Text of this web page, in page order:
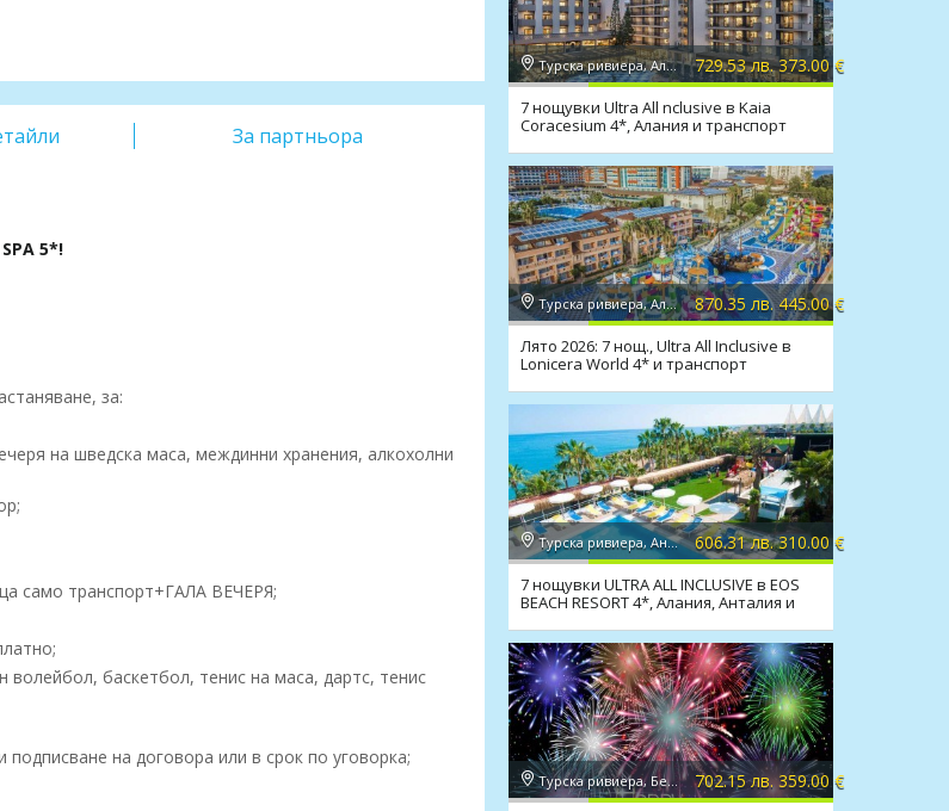
За партньора
SPA 5*!
за:
на шведска маса, междинни хранения, алкохолни
само транспорт+ГАЛА ВЕЧЕРЯ;
баскетбол, тенис на маса, дартс, тенис
на договора или в срок по уговорка;
Турска ривиера, Алания 729.53 лв. 373.00 €
7 нощувки Ultra All nclusive в Kaia
Coracesium 4*, Алания и транспорт
Турска ривиера, Алания 870.35 лв. 445.00 €
Лято 2026: 7 нощ., Ultra All Inclusive в
Lonicera World 4* и транспорт
Турска ривиера, Анталия 606.31 лв. 310.00 €
7 нощувки ULTRA ALL INCLUSIVE в EOS
BEACH RESORT 4*, Алания, Анталия и
Турска ривиера, Белек 702.15 лв. 359.00 €